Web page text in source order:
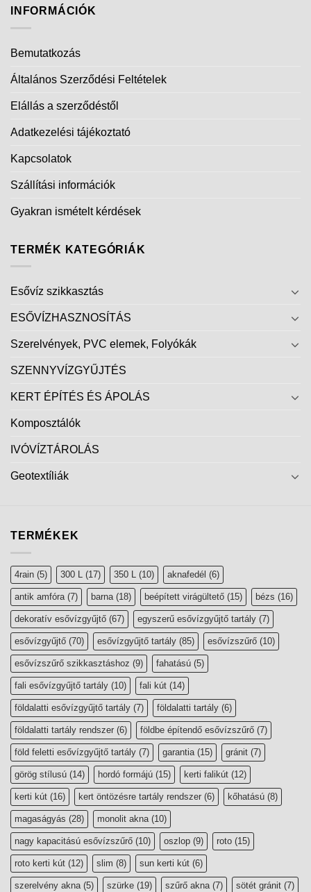
INFORMÁCIÓK
Bemutatkozás
Általános Szerződési Feltételek
Elállás a szerződéstől
Adatkezelési tájékoztató
Kapcsolatok
Szállítási információk
Gyakran ismételt kérdések
TERMÉK KATEGÓRIÁK
Esővíz szikkasztás
ESŐVÍZHASZNOSÍTÁS
Szerelvények, PVC elemek, Folyókák
SZENNYVÍZGYŰJTÉS
KERT ÉPÍTÉS ÉS ÁPOLÁS
Komposztálók
IVÓVÍZTÁROLÁS
Geotextíliák
TERMÉKEK
4rain (5) 300 L (17) 350 L (10) aknafedél (6)
antik amfóra (7) barna (18) beépített virágültető (15) bézs (16)
dekoratív esővízgyűjtő (67) egyszerű esővízgyűjtő tartály (7)
esővízgyűjtő (70) esővízgyűjtő tartály (85) esővízszűrő (10)
esővízszűrő szikkasztáshoz (9) fahatású (5)
fali esővízgyűjtő tartály (10) fali kút (14)
földalatti esővízgyűjtő tartály (7) földalatti tartály (6)
földalatti tartály rendszer (6) földbe építendő esővízszűrő (7)
föld feletti esővízgyűjtő tartály (7) garantia (15) gránit (7)
görög stílusú (14) hordó formájú (15) kerti falikút (12)
kerti kút (16) kert öntözésre tartály rendszer (6) kőhatású (8)
magaságyás (28) monolit akna (10)
nagy kapacitású esővízszűrő (10) oszlop (9) roto (15)
roto kerti kút (12) slim (8) sun kerti kút (6)
szerelvény akna (5) szürke (19) szűrő akna (7) sötét gránit (7)